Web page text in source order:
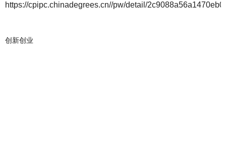
https://cpipc.chinadegrees.cn//pw/detail/
创新创业